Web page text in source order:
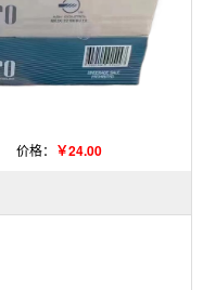
价格： ￥24.00